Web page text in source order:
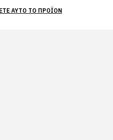
ΑΥΤΌ ΤΟ ΠΡΟΪΌΝ